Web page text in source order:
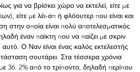
για να βρίσκει χώρο να εκτελεί, είτε με
είτε με λέι-απ ή φλόουτερ που είναι και
στην οποία είναι πολύ αποτελεσματικός
έναν παίκτη που να παίζει με σκριν
Ο Ναν είναι ένας καλός εκτελεστής
σουτάρει. Στα τέσσερα χρόνια
36. 2% από το τρίποντο, δηλαδή περίπου